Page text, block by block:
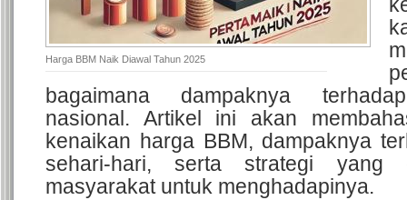
Harga BBM Naik Diawal Tahun 2025
bagaimana dampaknya
nasional. Artikel ini akan
kenaikan harga BBM, dampaknya
sehari-hari, serta strategi yang
masyarakat untuk menghadapinya.